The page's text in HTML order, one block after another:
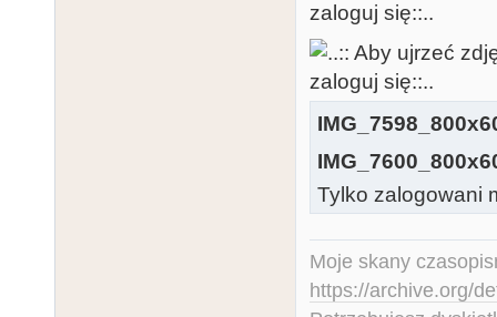
Tylko zalogowani
Moje skany
https://archive.org/